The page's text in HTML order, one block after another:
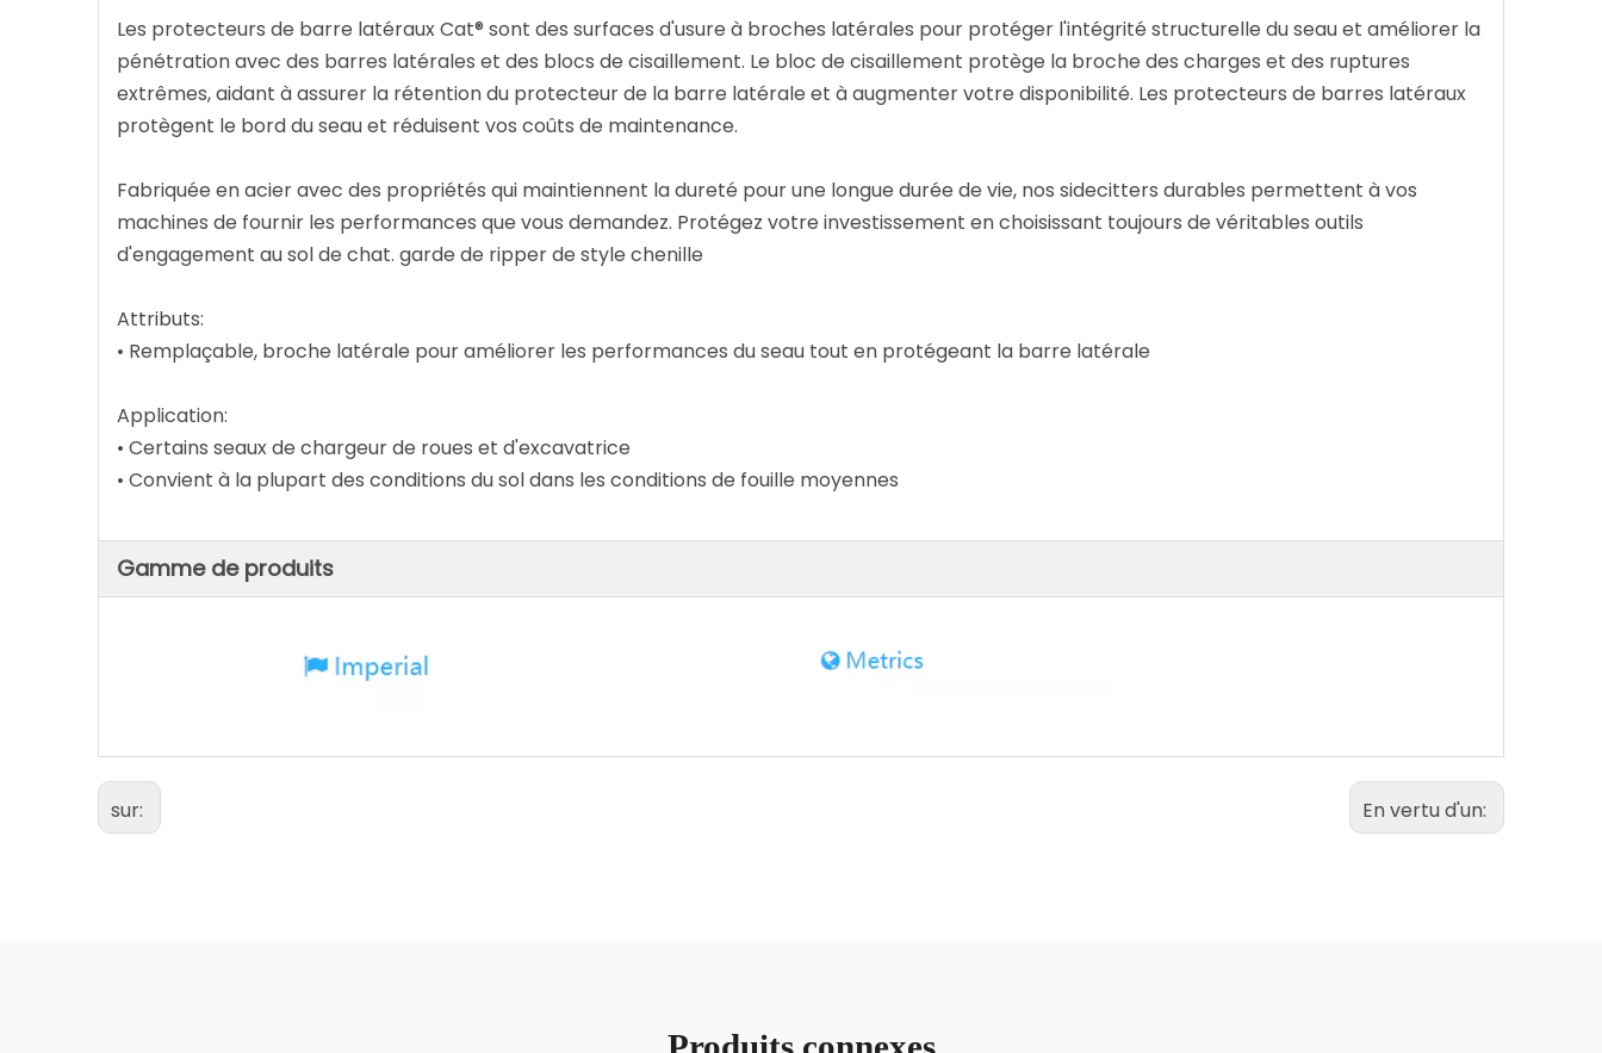
Les protecteurs de barre latéraux Cat® sont des surfaces d'usure à broches latérales pour protéger l'intégrité structurelle du seau et améliorer la
pénétration avec des barres latérales et des blocs de cisaillement. Le bloc de cisaillement protège la broche des charges et des ruptures
extrêmes, aidant à assurer la rétention du protecteur de la barre latérale et à augmenter votre disponibilité. Les protecteurs de barres latéraux
protègent le bord du seau et réduisent vos coûts de maintenance.
Fabriquée en acier avec des propriétés qui maintiennent la dureté pour une longue durée de vie, nos sidecitters durables permettent à vos
machines de fournir les performances que vous demandez. Protégez votre investissement en choisissant toujours de véritables outils
d'engagement au sol de chat. garde de ripper de style chenille
Attributs:
• Remplaçable, broche latérale pour améliorer les performances du seau tout en protégeant la barre latérale
Application:
• Certains seaux de chargeur de roues et d'excavatrice
• Convient à la plupart des conditions du sol dans les conditions de fouille moyennes
Gamme de produits
sur: En vertu d'un: